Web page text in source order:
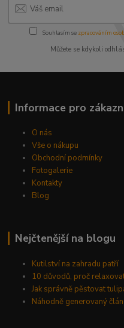
Souhlasím se zpracováním
Můžete se kdykoli
Informace pro
O nás
Vše o nákupu
Obchodní podmínky
Fotogalerie
Kontakty
Blog
Nejčtenější na blogu
Kutilství na zahradu patří
10 důvodů, proč
Jak správně pěstovat
Náhodně generovaný